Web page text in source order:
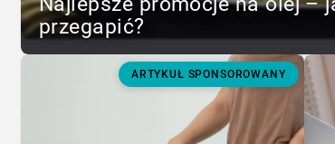
przegapić?
ARTYKUŁ SPONSOROWANY